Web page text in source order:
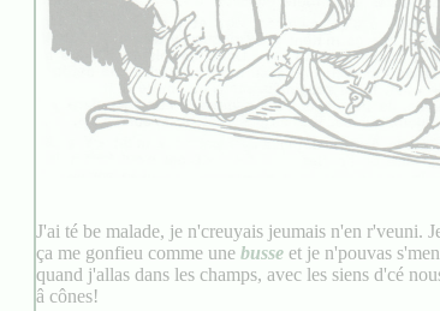
J'ai té be malade, je n'creuyais jeumais n'en r'veuni.
ça me gonfieu comme une busse et je n'pouvas
quand j'allas dans les champs, avec les siens d'cé
â cônes!